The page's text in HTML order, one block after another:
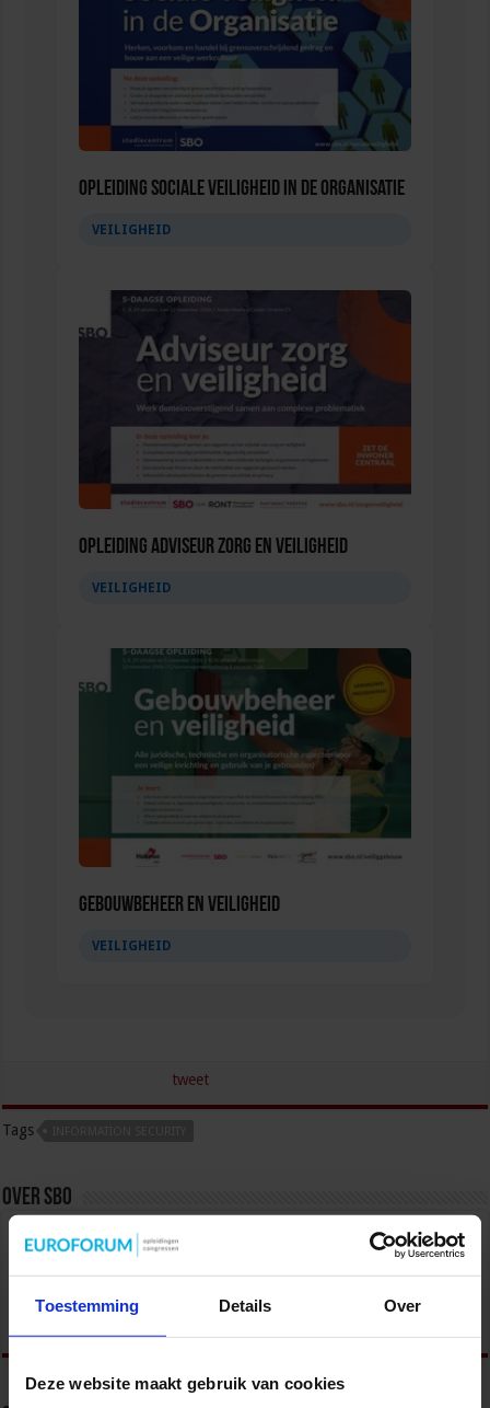
Toestemming Details Over
Deze website maakt gebruik van cookies
Opleiding Sociale Veiligheid in de Organisatie
VEILIGHEID
Opleiding Adviseur zorg en veiligheid
VEILIGHEID
Gebouwbeheer en veiligheid
VEILIGHEID
tweet
Tags
Over sbo
Het Studiecentrum voor Bedrijf en Overheid (SBO)
organiseert jaarlijks zo’n 200 opleidingen en
congressen over o.a. onderwijs, veiligheid, milieu
& RO, zorg, bouw & infra en overheid.